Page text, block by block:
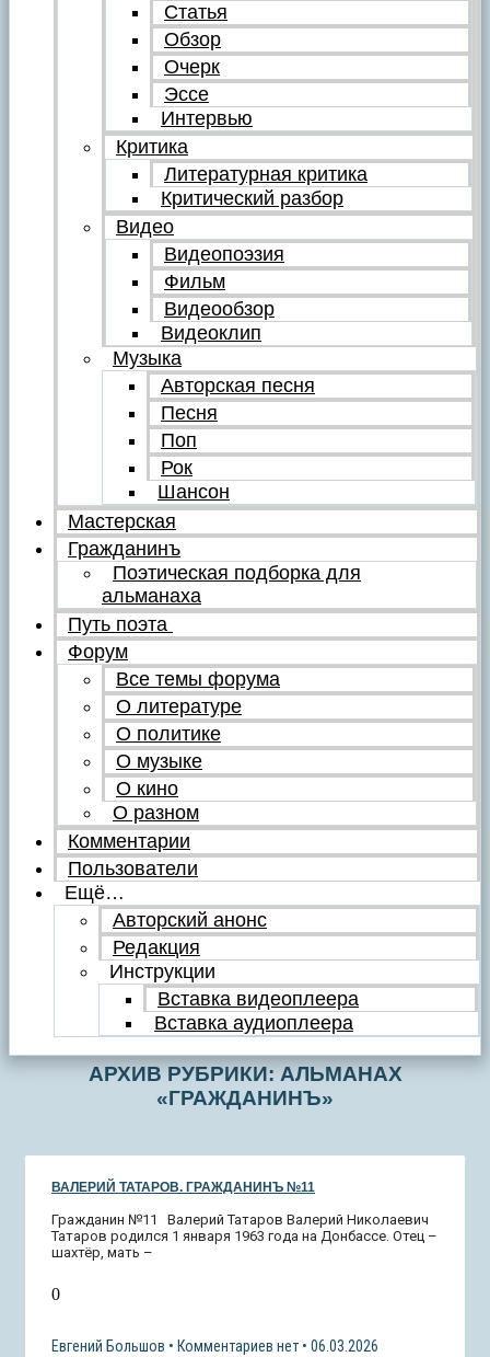
Статья
Обзор
Очерк
Эссе
Интервью
Критика
Литературная критика
Критический разбор
Видео
Видеопоэзия
Фильм
Видеообзор
Видеоклип
Музыка
Авторская песня
Песня
Поп
Рок
Шансон
Мастерская
Гражданинъ
Поэтическая подборка для
альманаха
Путь поэта
Форум
Все темы форума
О литературе
О политике
О музыке
О кино
О разном
Комментарии
Пользователи
Ещё…
Авторский анонс
Редакция
Инструкции
Вставка видеоплеера
Вставка аудиоплеера
АРХИВ РУБРИКИ: АЛЬМАНАХ
«ГРАЖДАНИНЪ»
ВАЛЕРИЙ ТАТАРОВ. ГРАЖДАНИНЪ №11
Гражданин №11 Валерий Татаров Валерий Николаевич
Татаров родился 1 января 1963 года на Донбассе. Отец –
шахтёр, мать –
0
Евгений Большов Комментариев нет 06.03.2026